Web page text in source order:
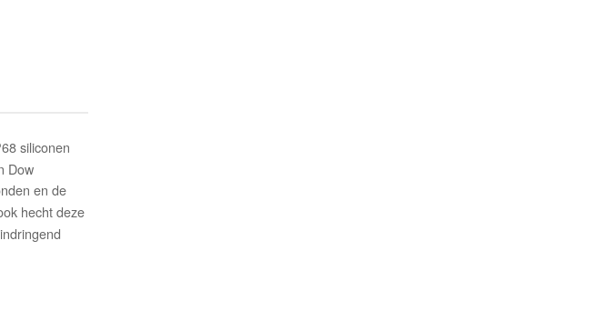
siliconen
Dow
en de
hecht deze